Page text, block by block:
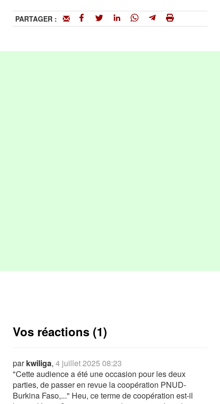
PARTAGER :
Vos réactions (1)
parkwiliga,4 juillet 2025 08:23
"Cette audience a été une occasion pour les deux
parties, de passer en revue la coopération PNUD-
Burkina Faso,..." Heu, ce terme de coopération est-il